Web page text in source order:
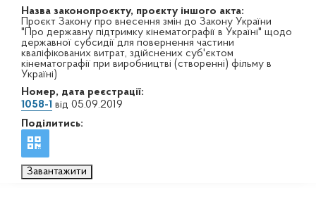
Назва законопроєкту, проєкту іншого акта:
Проєкт Закону про внесення змін до Закону України
"Про державну підтримку кінематографії в Україні" щодо
державної субсидії для повернення частини
кваліфікованих витрат, здійснених суб'єктом
кінематографії при виробництві (створенні) фільму в
Україні)
Номер, дата реєстрації:
1058-1 від 05.09.2019
Поділитись:
Завантажити